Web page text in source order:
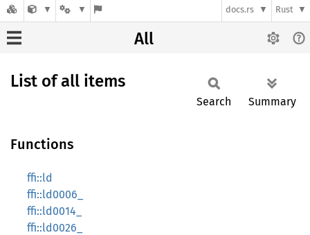
docs.rs Rust
All
List of all items
Search Summary
Functions
ffi::ld
ffi::ld0006_
ffi::ld0014_
ffi::ld0026_